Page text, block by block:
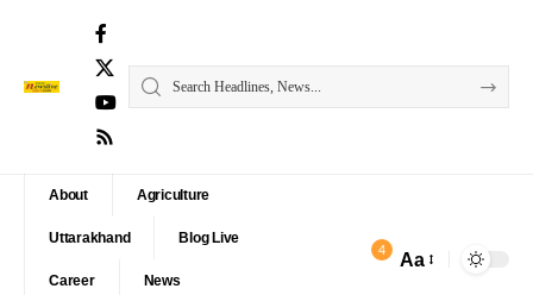
About Agriculture
Uttarakhand Blog Live
Career News
4 Aa